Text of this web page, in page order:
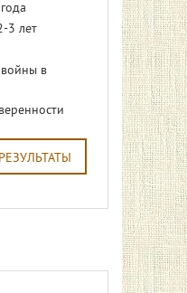
3 лет
в
РЕЗУЛЬТАТЫ